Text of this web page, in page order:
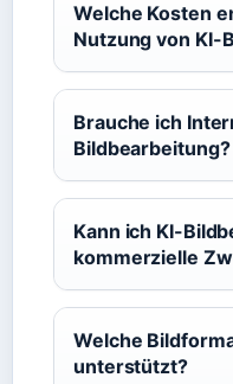
Welche Kosten
Nutzung von KI-
Brauche ich
Bildbearbeitung?
Kann ich KI-
kommerzielle
Welche
unterstützt?